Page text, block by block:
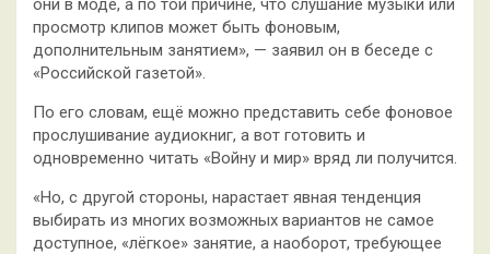
они в моде, а по той причине, что слушание музыки или
просмотр клипов может быть фоновым,
дополнительным занятием», — заявил он в беседе с
«Российской газетой».
По его словам, ещё можно представить себе фоновое
прослушивание аудиокниг, а вот готовить и
одновременно читать «Войну и мир» вряд ли получится.
«Но, с другой стороны, нарастает явная тенденция
выбирать из многих возможных вариантов не самое
доступное, «лёгкое» занятие, а наоборот, требующее